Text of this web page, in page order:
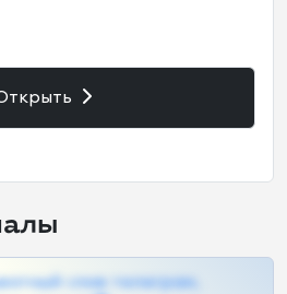
слив телеграм,